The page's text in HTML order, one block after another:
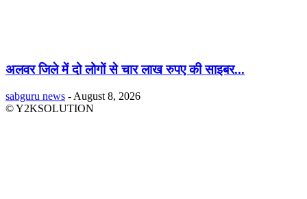
अलवर जिले में दो लोगों से चार लाख रुपए की साइबर...
sabguru news - August 8, 2026
© Y2KSOLUTION